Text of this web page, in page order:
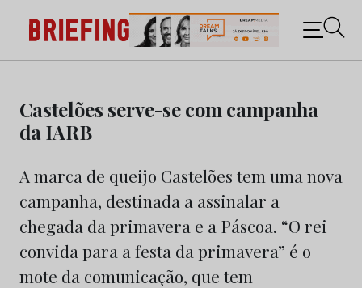
content
Briefing: Todas as notícias sobre os negócios do
Marketing e da Publicidade
Castelões serve-se com campanha
da IARB
A marca de queijo Castelões tem uma nova
campanha, destinada a assinalar a
chegada da primavera e a Páscoa. “O rei
convida para a festa da primavera” é o
mote da comunicação, que tem